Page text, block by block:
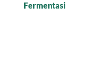
Cair Organik atau Versi